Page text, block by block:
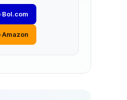
Bol.com
Amazon